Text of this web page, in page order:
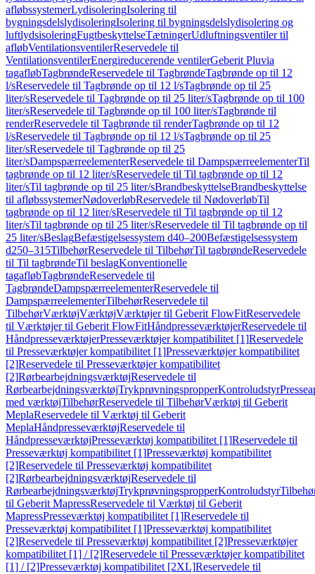
afløbssystemerLydisoleringIsolering til
bygningsdelslydisoleringIsolering til bygningsdelslydisolering og
luftlydsisoleringFugtbeskyttelseTætningerUdluftningsventiler til
afløbVentilationsventilerReservedele til
VentilationsventilerEnergireducerende ventilerGeberit Pluvia
tagafløbTagbrøndeReservedele til TagbrøndeTagbrønde op til 12
l/sReservedele til Tagbrønde op til 12 l/sTagbrønde op til 25
liter/sReservedele til Tagbrønde op til 25 liter/sTagbrønde op til 100
liter/sReservedele til Tagbrønde op til 100 liter/sTagbrønde til
renderReservedele til Tagbrønde til renderTagbrønde op til 12
l/sReservedele til Tagbrønde op til 12 l/sTagbrønde op til 25
liter/sReservedele til Tagbrønde op til 25
liter/sDampspærreelementerReservedele til DampspærreelementerTil
tagbrønde op til 12 liter/sReservedele til Til tagbrønde op til 12
liter/sTil tagbrønde op til 25 liter/sBrandbeskyttelseBrandbeskyttelse
til afløbssystemerNødoverløbReservedele til NødoverløbTil
tagbrønde op til 12 liter/sReservedele til Til tagbrønde op til 12
liter/sTil tagbrønde op til 25 liter/sReservedele til Til tagbrønde op til
25 liter/sBeslagBefæstigelsessystem d40–200Befæstigelsessystem
d250–315TilbehørReservedele til TilbehørTil tagbrøndeReservedele
til Til tagbrøndeTil beslagKonventionelle
tagafløbTagbrøndeReservedele til
TagbrøndeDampspærreelementerReservedele til
DampspærreelementerTilbehørReservedele til
TilbehørVærktøjVærktøjVærktøjer til Geberit FlowFitReservedele
til Værktøjer til Geberit FlowFitHåndpresseværktøjerReservedele til
HåndpresseværktøjerPresseværktøjer kompatibilitet [1]Reservedele
til Presseværktøjer kompatibilitet [1]Presseværktøjer kompatibilitet
[2]Reservedele til Presseværktøjer kompatibilitet
[2]RørbearbejdningsværktøjReservedele til
RørbearbejdningsværktøjTrykprøvningspropperKontroludstyr
med værktøjTilbehørReservedele til TilbehørVærktøj til Geberit
MeplaReservedele til Værktøj til Geberit
MeplaHåndpresseværktøjReservedele til
HåndpresseværktøjPresseværktøj kompatibilitet [1]Reservedele til
Presseværktøj kompatibilitet [1]Presseværktøj kompatibilitet
[2]Reservedele til Presseværktøj kompatibilitet
[2]RørbearbejdningsværktøjReservedele til
RørbearbejdningsværktøjTrykprøvningspropperKontroludstyr
til Geberit MapressReservedele til Værktøj til Geberit
MapressPresseværktøj kompatibilitet [1]Reservedele til
Presseværktøj kompatibilitet [1]Presseværktøj kompatibilitet
[2]Reservedele til Presseværktøj kompatibilitet [2]Presseværktøjer
kompatibilitet [1] / [2]Reservedele til Presseværktøjer kompatibilitet
[1] / [2]Presseværktøj kompatibilitet [2XL]Reservedele til